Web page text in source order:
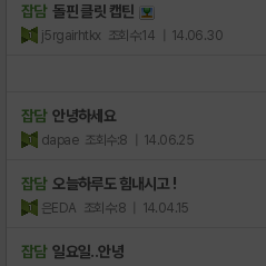
잡담 돌핀 클릿 캡틴
j5rgairhtkx 조회수:14 | 14.06.30
잡담 안녕하세요
dapae 조회수:8 | 14.06.25
잡담 오늘하루도 힘내시고 !
은EDA 조회수:8 | 14.04.15
잡담 일요일..안녕